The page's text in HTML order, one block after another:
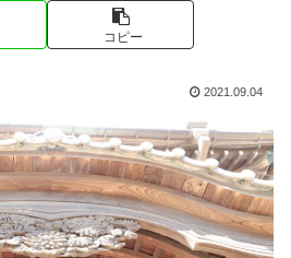
コピー
2021.09.04